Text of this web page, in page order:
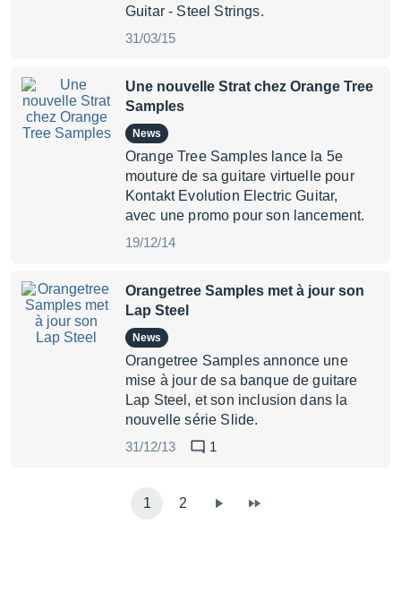
Guitar - Steel Strings.
31/03/15
Une nouvelle Strat chez Orange Tree
Samples
News
Orange Tree Samples lance la 5e
mouture de sa guitare virtuelle pour
Kontakt Evolution Electric Guitar,
avec une promo pour son lancement.
19/12/14
Orangetree Samples met à jour son
Lap Steel
News
Orangetree Samples annonce une
mise à jour de sa banque de guitare
Lap Steel, et son inclusion dans la
nouvelle série Slide.
31/12/13
1
1 2